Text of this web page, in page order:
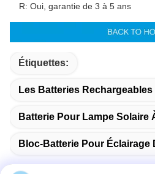
R: Oui, garantie de 3 à 5 ans
Étiquettes:
Les Batteries
Batterie Pour Lampe Solaire
Bloc-Batterie Pour Éclairage